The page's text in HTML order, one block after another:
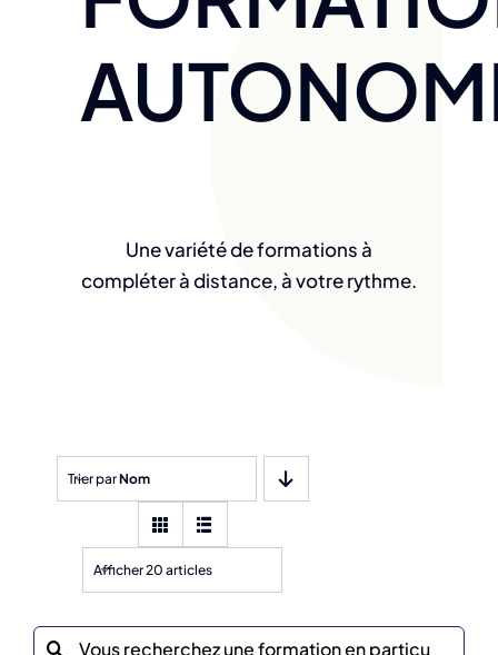
Une variété de formations à
compléter à distance, à votre rythme.
Trier parNom
Afficher 20 articles
Recherche